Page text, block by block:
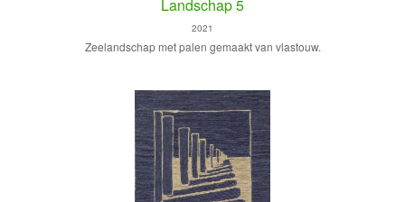
Landschap 5
2021
Zeelandschap met palen gemaakt van vlastouw.